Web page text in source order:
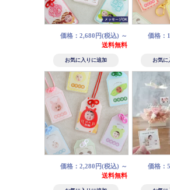
価格：2,680円(税込) ～
送料無料
価格：
価格：2,280円(税込) ～
送料無料
価格：